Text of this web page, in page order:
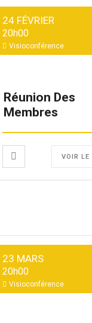
24 FÉVRIER
20h00
Visioconférence
Réunion Des
Membres
VOIR LE
23 MARS
20h00
Visioconférence